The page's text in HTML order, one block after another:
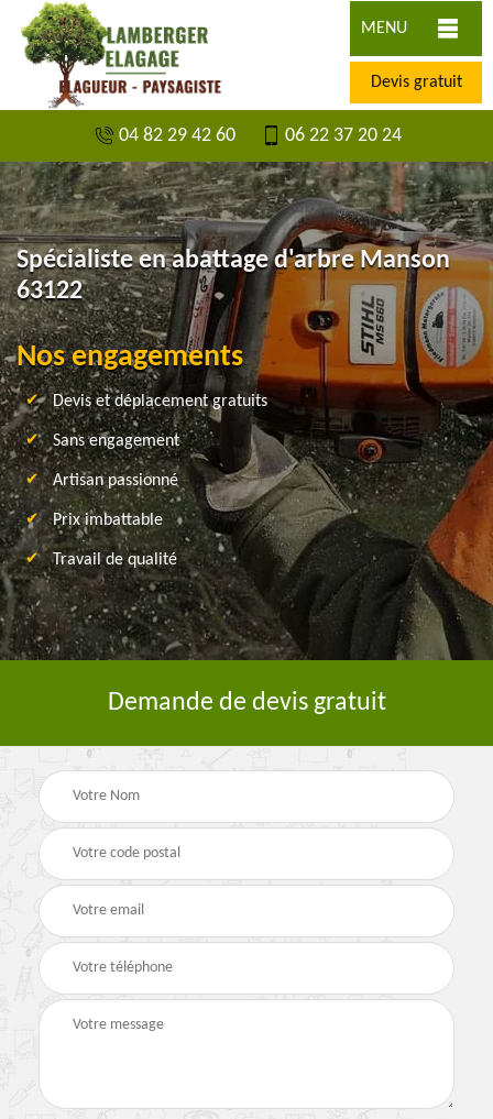
MENU
Devis gratuit
04 82 29 42 60 06 22 37 20 24
Spécialiste en abattage d'arbre Manson
63122
Nos engagements
Devis et déplacement gratuits
Sans engagement
Artisan passionné
Prix imbattable
Travail de qualité
Demande de devis gratuit